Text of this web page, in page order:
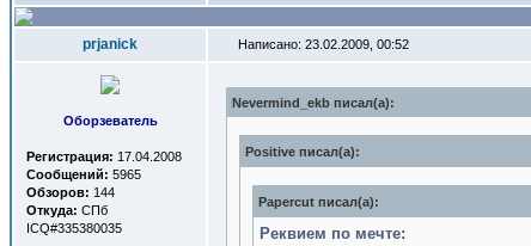
prjanick Написано: 23.02.2009, 00:52
Оборзеватель
Регистрация: 17.04.2008
Сообщений: 5965
Обзоров: 144
Откуда: СПб
ICQ#335380035
Nevermind_ekb писал(a):
Positive писал(a):
Papercut писал(a):
Реквием по мечте: